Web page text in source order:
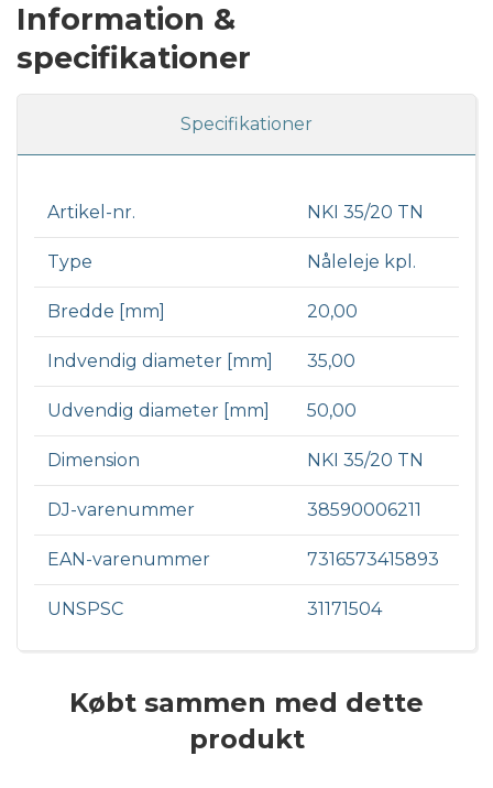
Information &
specifikationer
Specifikationer
Artikel-nr. NKI 35/20 TN
Type Nåleleje kpl.
Bredde [mm] 20,00
Indvendig diameter [mm] 35,00
Udvendig diameter [mm] 50,00
Dimension NKI 35/20 TN
DJ-varenummer 38590006211
EAN-varenummer 7316573415893
UNSPSC 31171504
Købt sammen med dette
produkt